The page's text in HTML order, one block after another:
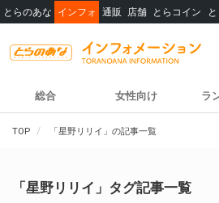
とらのあな インフォ 通販 店舗 とらコイン
総合 女性向け ラ
TOP 「星野リリイ」の記事一覧
「星野リリイ」タグ記事一覧